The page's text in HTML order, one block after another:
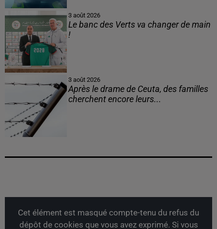
3 août 2026
Le banc des Verts va changer de main
!
3 août 2026
Après le drame de Ceuta, des familles
cherchent encore leurs...
Cet élément est masqué compte-tenu du refus du
dépôt de cookies que vous avez exprimé. Si vous